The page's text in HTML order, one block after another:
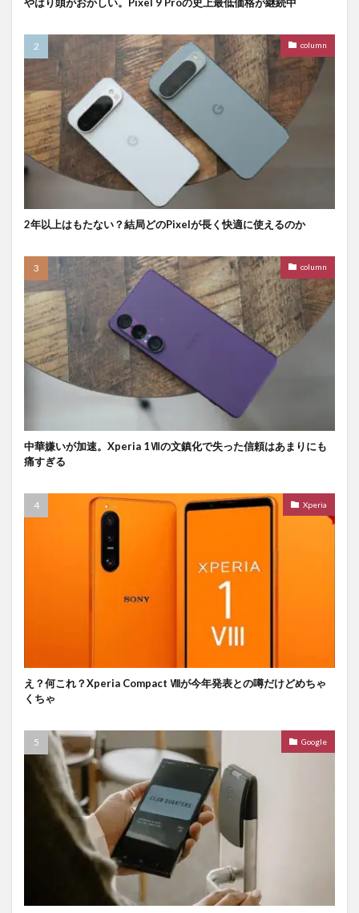
column
2年以上はもたない？結局どのPixelが長く快適に使えるのか
column
中華嫌いが加速。Xperia 1Ⅶの文鎮化で失った信頼はあまりにも
痛すぎる
Xperia
え？何これ？Xperia Compact Ⅷが今年発表との噂だけどめちゃ
くちゃ
Google